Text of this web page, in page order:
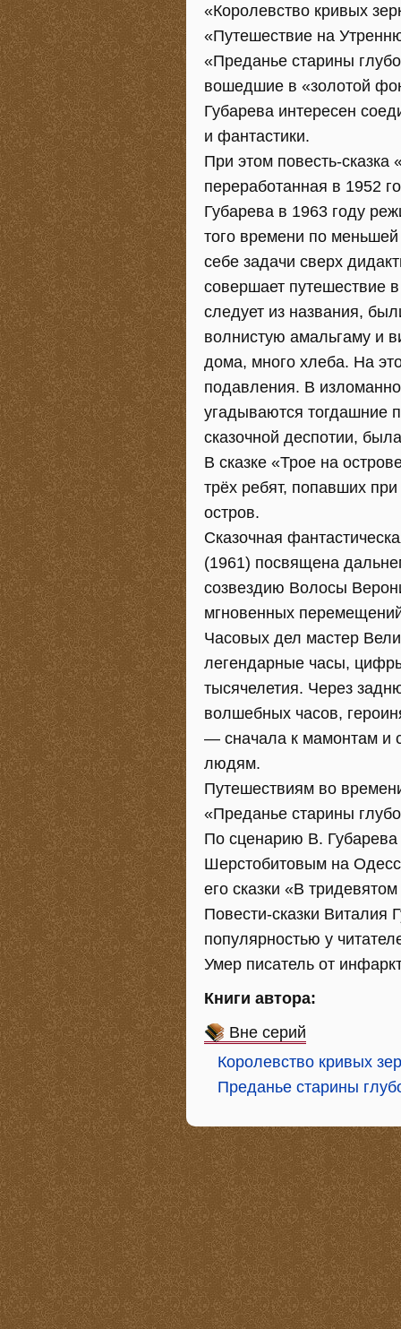
«Королевство кривых
«Путешествие на
«Преданье старины
вошедшие в «золотой
Губарева интересен
и фантастики.
При этом повесть-сказка
переработанная в 1952
Губарева в 1963 году
того времени по
себе задачи сверх
совершает путешествие
следует из названия,
волнистую амальгаму и
дома, много хлеба. На
подавления. В
угадываются тогдашние
сказочной деспотии,
В сказке «Трое на
трёх ребят, попавших
остров.
Сказочная
(1961) посвящена
созвездию Волосы
мгновенных
Часовых дел мастер
легендарные часы,
тысячелетия. Через
волшебных часов,
— сначала к мамонтам и
людям.
Путешествиям во
«Преданье старины
По сценарию В.
Шерстобитовым на
его сказки «В
Повести-сказки Виталия
популярностью у
Умер писатель от
Книги автора:
Вне серий
Королевство кривых
Преданье старины